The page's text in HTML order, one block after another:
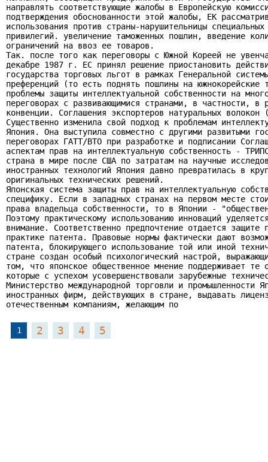
направлять соответствующие жалобы в Европейскую
подтверждения обоснованности этой жалобы, ЕК
использования против страны-нарушительницы
привилегий. увеличение таможенных пошлин, введение
ограничений на ввоз ее товаров.
Так. после того как переговоры с Южной Кореей не
декабре 1987 г. ЕС принял решение приостановить
государства торговых льгот в рамках Генеральной
преференций (то есть поднять пошлины на южнокорейские
проблемы защиты интеллектуальной собственности на
переговорах с развивающимися странами, в частности, в
конвенции. Соглашения экспортеров натуральных
Существенно изменила свой подход к проблемам
Япония. Она выступила совместно с другими развитыми
переговорах ГАТТ/ВТО при разработке и подписании
аспектам прав на интеллектуальную собственность -
страна в мире после США по затратам на научные
иностранных технологий Япония давно превратилась в
оригинальных технических решений.
Японская система защиты прав на интеллектуальную
специфику. Если в западных странах на первом месте
права владельца собственности, то в Японии -
Поэтому практическому использованию инноваций
внимание. Соответственно предпочтение отдается защите
практике патента. Правовые нормы фактически дают
патента, блокирующего использование той или иной
стране создан особый психологический настрой,
том, что японское общественное мнение поддерживает те
которые с успехом усовершенствовали зарубежные
Министерство международной торговли и промышленности
иностранных фирм, действующих в стране, выдавать
отечественным компаниям, желающим по
1 2 3 4 5